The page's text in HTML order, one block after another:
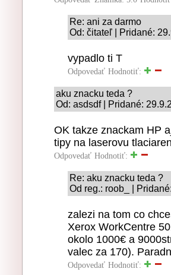
Re: ani za darmo
Od: čitateľ | Pridané:
vypadlo ti T
Odpovedať Hodnotiť:
aku znacku teda ?
Od: asdsdf | Pridané:
OK takze znackam HP
tipy na laserovu
Odpovedať Hodnotiť:
Re: aku znacku teda ?
Od reg.: roob_ |
zalezi na tom co
Xerox WorkCentre
okolo 1000€ a
valec za 170).
Odpovedať Hodnotiť: